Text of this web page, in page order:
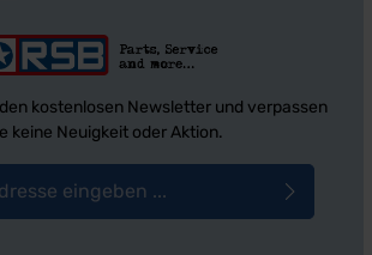
kostenlosen Newsletter und verpassen
keine Neuigkeit oder Aktion.